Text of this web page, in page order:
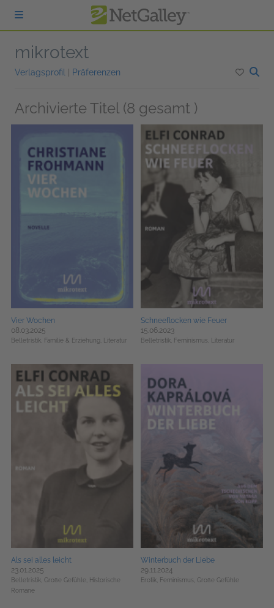
zum Hauptinhalt springen
mikrotext
Verlagsprofil Präferenzen
Archivierte Titel (8 gesamt )
Vier Wochen
08.03.2025
Belletristik, Familie & Erziehung, Literatur
Schneeflocken wie Feuer
15.06.2023
Belletristik, Feminismus, Literatur
Als sei alles leicht
23.01.2025
Belletristik, Große Gefühle,
Historische
Romane
Winterbuch der Liebe
29.11.2024
Erotik, Feminismus, Große Gefühle